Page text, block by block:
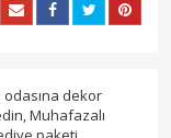
dekor
Muhafazalı